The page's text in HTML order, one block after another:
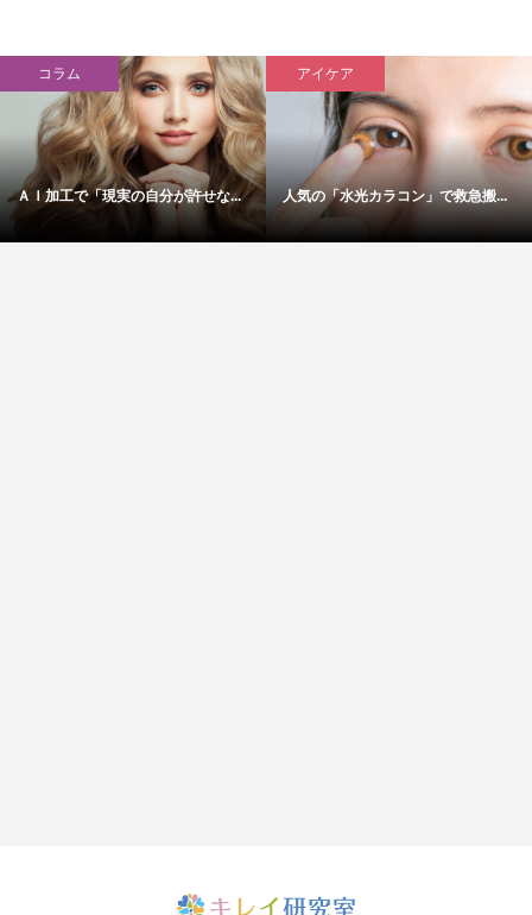
コラム
ＡＩ加工で「現実の自分が許せな...
アイケア
人気の「水光カラコン」で救急搬...